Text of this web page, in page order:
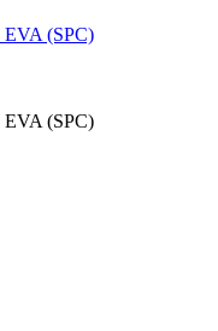
(SPC)
(SPC)